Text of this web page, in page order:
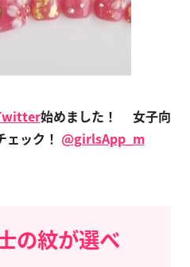
始めました！
女子向
ック！ @girlsApp_m
の紋が選べ